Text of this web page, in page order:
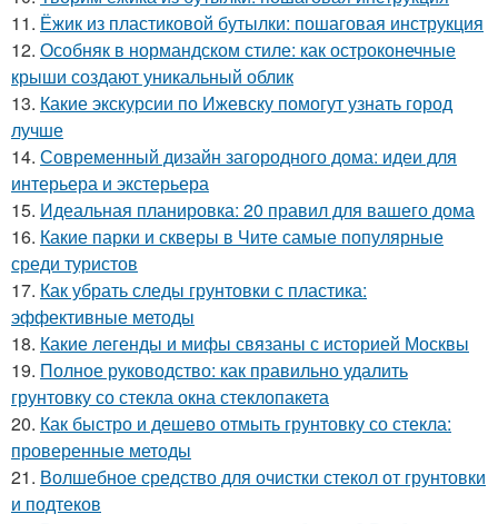
11. Ёжик из пластиковой бутылки: пошаговая инструкция
12. Особняк в нормандском стиле: как остроконечные
крыши создают уникальный облик
13. Какие экскурсии по Ижевску помогут узнать город
лучше
14. Современный дизайн загородного дома: идеи для
интерьера и экстерьера
15. Идеальная планировка: 20 правил для вашего дома
16. Какие парки и скверы в Чите самые популярные
среди туристов
17. Как убрать следы грунтовки с пластика:
эффективные методы
18. Какие легенды и мифы связаны с историей Москвы
19. Полное руководство: как правильно удалить
грунтовку со стекла окна стеклопакета
20. Как быстро и дешево отмыть грунтовку со стекла:
проверенные методы
21. Волшебное средство для очистки стекол от грунтовки
и подтеков